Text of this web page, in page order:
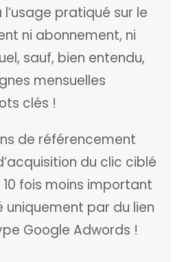
pratiqué sur le
ni abonnement, ni
sauf, bien entendu,
mensuelles
clés !
de référencement
du clic ciblé
fois moins important
uniquement par du lien
Google Adwords !